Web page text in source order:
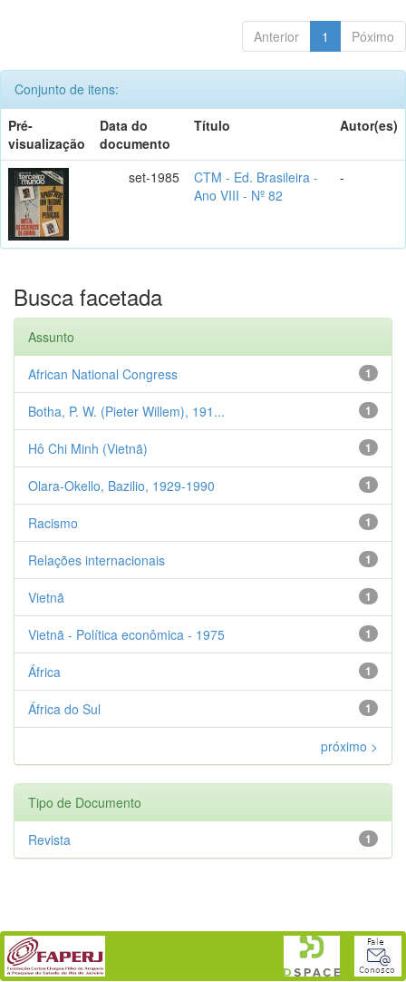
Anterior 1 Póximo
Conjunto de itens:
Pré-
visualização
Data do
documento
Título Autor(es)
set-1985
CTM - Ed. Brasileira -
Ano VIII - Nº 82
-
Busca facetada
Assunto
1
African National Congress
1
Botha, P. W. (Pieter Willem), 191...
1
Hô Chi Minh (Vietnã)
1
Olara-Okello, Bazilio, 1929-1990
1
Racismo
1
Relações internacionais
1
Vietnã
1
Vietnã - Política econômica - 1975
1
África
1
África do Sul
próximo >
Tipo de Documento
1
Revista